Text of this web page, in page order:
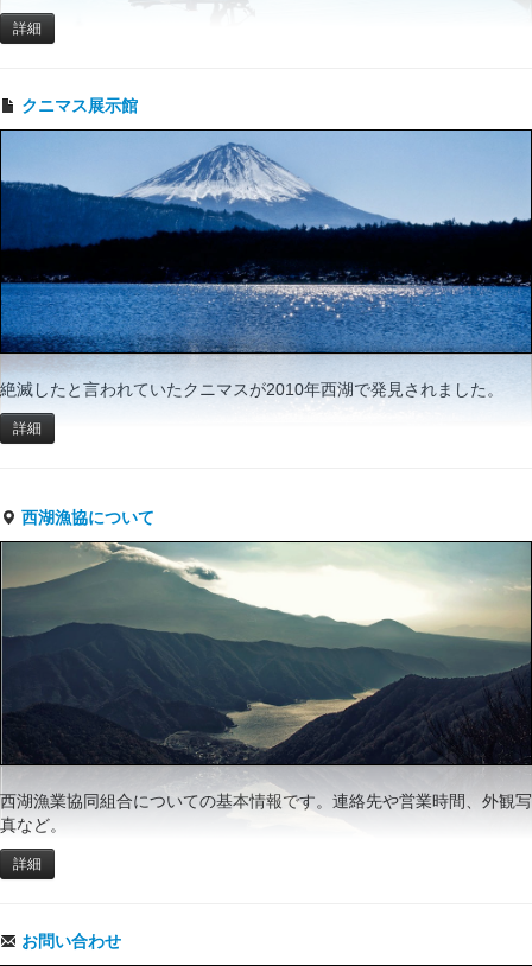
詳細
クニマス展示館
絶滅したと言われていたクニマスが2010年西湖で発見されました。
詳細
西湖漁協について
西湖漁業協同組合についての基本情報です。連絡先や営業時間、外観写
真など。
詳細
お問い合わせ